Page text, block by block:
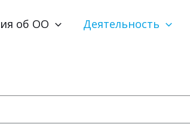
об ОО Деятельность